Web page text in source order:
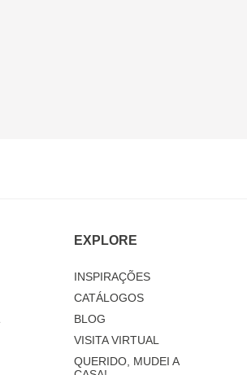
EXPLORE
INSPIRAÇÕES
CATÁLOGOS
BLOG
VISITA VIRTUAL
QUERIDO, MUDEI A